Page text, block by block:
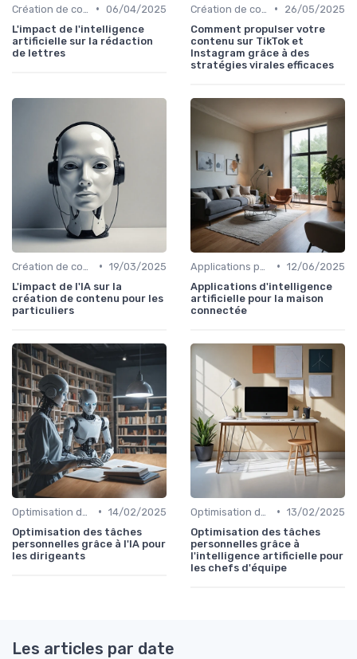
• 06/04/2025
L'impact de l'intelligence
artificielle sur la rédaction
de lettres
•
26/05/2025
Comment propulser votre
contenu sur TikTok et
Instagram grâce à des
stratégies virales efficaces
• 19/03/2025
L'impact de l'IA sur la
création de contenu pour les
particuliers
• 12/06/2025
Applications d'intelligence
artificielle pour la maison
connectée
• 14/02/2025
Optimisation des tâches
personnelles grâce à l'IA pour
les dirigeants
• 13/02/2025
Optimisation des tâches
personnelles grâce à
l'intelligence artificielle pour
les chefs d'équipe
Les articles par date